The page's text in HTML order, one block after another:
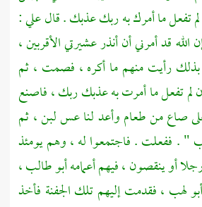
تفعل ما أمرك به ربك عذبك . قالعلي:
الله قد أمرني أن أنذر عشيرتي الأقربين ،
بذلك رأيت منهم ما أكره ، فصمت ، ثم
لم تفعل ما أمرت به عذبك ربك ، فاصنع
صاع من طعام وأعد لنا عس لبن ، ثم
" . ففعلت . فاجتمعوا له ، وهم يومئذ
أو ينقصون ، فيهم أعمامهأبو طالب ،
لهب ،فقدمت إليهم تلك الجفنة فأخذ